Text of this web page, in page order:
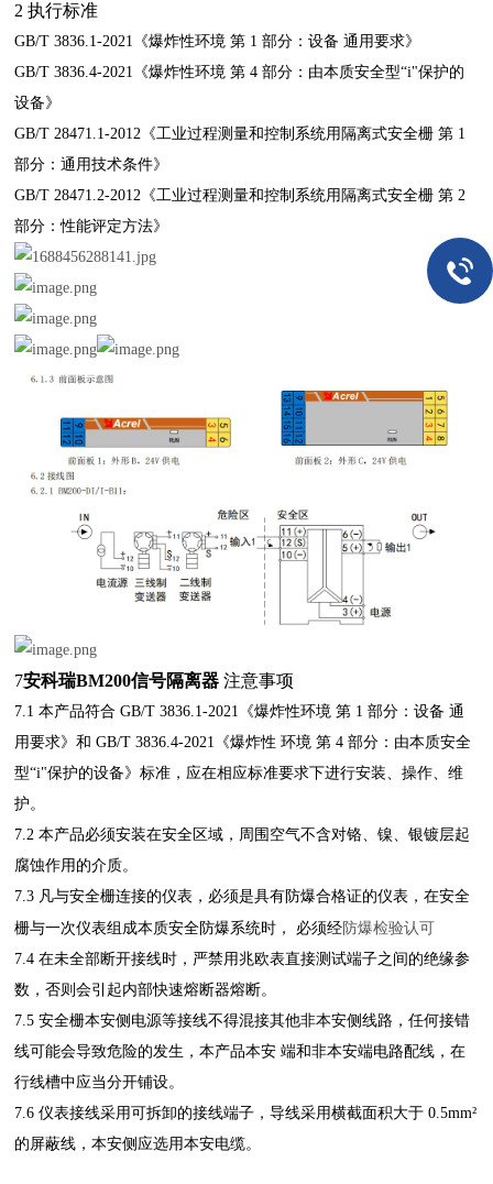
2执行标准
GB/T 3836.1-2021 《爆炸性环境 第 1部分：设备 通用要求》
GB/T 3836.4-2021 《爆炸性环境 第4部分：由本质安全型“i"保护的
设备》
GB/T 28471.1-2012 《工业过程测量和控制系统用隔离式安全栅 第 1
部分：通用技术条件》
GB/T 28471.2-2012 《工业过程测量和控制系统用隔离式安全栅 第2
部分：性能评定方法》
7安科瑞BM200信号隔离器 注意事项
7.1 本产品符合 GB/T 3836.1-2021《爆炸性环境 第 1 部分：设备 通
用要求》和 GB/T 3836.4-2021《爆炸性环境 第 4 部分：由本质安全
型“i"保护的设备》标准，应在相应标准要求下进行安装、操作、维
护。
7.2 本产品必须安装在安全区域，周围空气不含对铬、镍、银镀层起
腐蚀作用的介质。
7.3 凡与安全栅连接的仪表，必须是具有防爆合格证的仪表，在安全
栅与一次仪表组成本质安全防爆系统时， 必须经防爆检验认可
7.4 在未全部断开接线时，严禁用兆欧表直接测试端子之间的绝缘参
数，否则会引起内部快速熔断器熔断。
7.5 安全栅本安侧电源等接线不得混接其他非本安侧线路，任何接错
线可能会导致危险的发生，本产品本安端和非本安端电路配线，在
行线槽中应当分开铺设。
7.6 仪表接线采用可拆卸的接线端子，导线采用横截面积大于 0.5mm²
的屏蔽线，本安侧应选用本安电缆。